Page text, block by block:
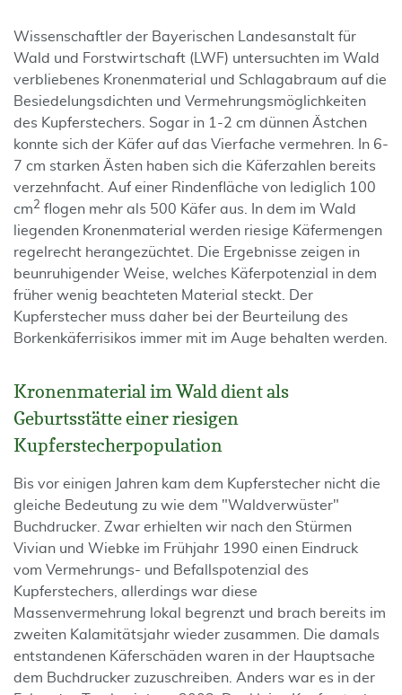
Wissenschaftler der Bayerischen Landesanstalt für
Wald und Forstwirtschaft (LWF) untersuchten im Wald
verbliebenes Kronenmaterial und Schlagabraum auf die
Besiedelungsdichten und Vermehrungsmöglichkeiten
des Kupferstechers. Sogar in 1-2 cm dünnen Ästchen
konnte sich der Käfer auf das Vierfache vermehren. In 6-
7 cm starken Ästen haben sich die Käferzahlen bereits
verzehnfacht. Auf einer Rindenfläche von lediglich 100
cm2 flogen mehr als 500 Käfer aus. In dem im Wald
liegenden Kronenmaterial werden riesige Käfermengen
regelrecht herangezüchtet. Die Ergebnisse zeigen in
beunruhigender Weise, welches Käferpotenzial in dem
früher wenig beachteten Material steckt. Der
Kupferstecher muss daher bei der Beurteilung des
Borkenkäferrisikos immer mit im Auge behalten werden.
Kronenmaterial im Wald dient als
Geburtsstätte einer riesigen
Kupferstecherpopulation
Bis vor einigen Jahren kam dem Kupferstecher nicht die
gleiche Bedeutung zu wie dem "Waldverwüster"
Buchdrucker. Zwar erhielten wir nach den Stürmen
Vivian und Wiebke im Frühjahr 1990 einen Eindruck
vom Vermehrungs- und Befallspotenzial des
Kupferstechers, allerdings war diese
Massenvermehrung lokal begrenzt und brach bereits im
zweiten Kalamitätsjahr wieder zusammen. Die damals
entstandenen Käferschäden waren in der Hauptsache
dem Buchdrucker zuzuschreiben. Anders war es in der